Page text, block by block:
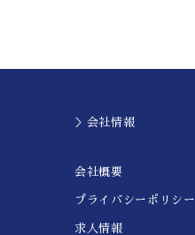
＞会社情報
会社概要
プライバシーポリシー
求人情報